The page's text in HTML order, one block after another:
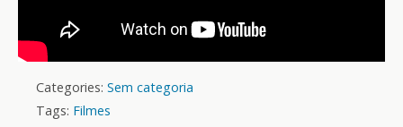
Categories: Sem categoria
Tags: Filmes